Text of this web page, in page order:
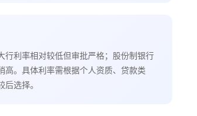
行利率相对较低但审批严格；股份制银行
高。具体利率需根据个人资质、贷款类
选择。